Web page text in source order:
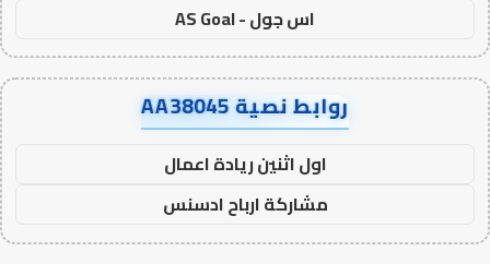
اس جول - AS Goal
روابط نصية AA38045
اول اثنين ريادة اعمال
مشاركة ارباح ادسنس